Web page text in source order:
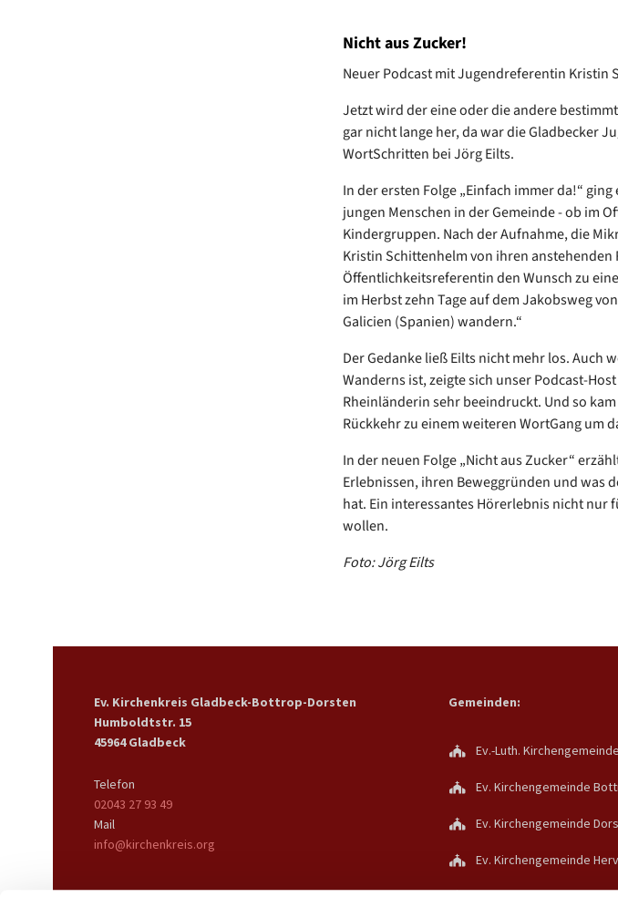
Nicht aus Zucker!
Neuer Podcast mit Jugendreferentin Kristin
Jetzt wird der eine oder die andere
gar nicht lange her, da war die Gladbecker
WortSchritten bei Jörg Eilts.
In der ersten Folge „Einfach immer da!“
jungen Menschen in der Gemeinde - ob im
Kindergruppen. Nach der Aufnahme, die
Kristin Schittenhelm von ihren
Öffentlichkeitsreferentin den Wunsch zu
im Herbst zehn Tage auf dem Jakobsweg
Galicien (Spanien) wandern.“
Der Gedanke ließ Eilts nicht mehr los. Auch
Wanderns ist, zeigte sich unser Podcast-
Rheinländerin sehr beeindruckt. Und so
Rückkehr zu einem weiteren WortGang um
In der neuen Folge „Nicht aus Zucker“
Erlebnissen, ihren Beweggründen und was
hat. Ein interessantes Hörerlebnis nicht nur
wollen.
Foto: Jörg Eilts
Ev. Kirchenkreis Gladbeck-Bottrop-Dorsten
Humboldtstr. 15
45964 Gladbeck
Telefon
02043 27 93 49
Mail
info@kirchenkreis.org
Gemeinden:
Ev.-Luth.
Ev. Kirchengemeinde
Ev. Kirchengemeinde
Ev. Kirchengemeinde
Ev. Kirchengemeinde